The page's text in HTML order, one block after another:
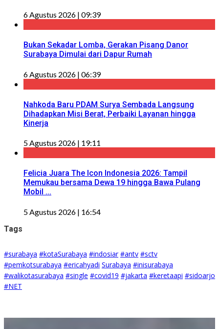
6 Agustus 2026 | 09:39
Bukan Sekadar Lomba, Gerakan Pisang Danor
Surabaya Dimulai dari Dapur Rumah
6 Agustus 2026 | 06:39
Nahkoda Baru PDAM Surya Sembada Langsung
Dihadapkan Misi Berat, Perbaiki Layanan hingga
Kinerja
5 Agustus 2026 | 19:11
Felicia Juara The Icon Indonesia 2026: Tampil
Memukau bersama Dewa 19 hingga Bawa Pulang
Mobil ...
5 Agustus 2026 | 16:54
Tags
#surabaya #kotaSurabaya #indosiar #antv #sctv
#pemkotsurabaya #ericahyadi Surabaya #inisurabaya
#walikotasurabaya #single #covid19 #jakarta #keretaapi #sidoarjo
#NET